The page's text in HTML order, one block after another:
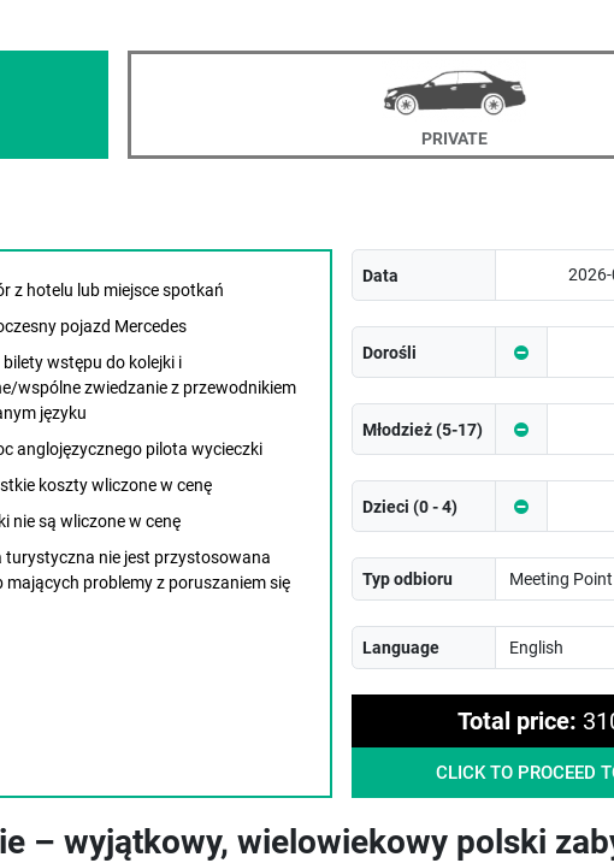
PRIVATE
z hotelu lub miejsce spotkań
pojazd Mercedes
bilety wstępu do kolejki i
wspólne zwiedzanie z przewodnikiem
języku
anglojęzycznego pilota wycieczki
koszty wliczone w cenę
nie są wliczone w cenę
turystyczna nie jest przystosowana
mających problemy z poruszaniem się
Data
Dorośli
Młodzież (5-17)
Dzieci (0 - 4)
Typ odbioru
Language
Total price:
CLICK TO PROCEED
– wyjątkowy, wielowiekowy polski